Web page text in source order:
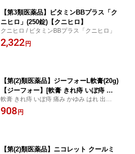
【第3類医薬品】ビタミンBBプラス「ク
ニヒロ」(250錠)【クニヒロ】
クニヒロ / ビタミンBBプラス「クニヒロ」
2,322円
【第(2)類医薬品】ジーフォーL軟膏(20g)
【ジーフォー】[軟膏 きれ痔 いぼ痔 痛
み かゆみ はれ 出血]
軟膏 きれ痔 いぼ痔 痛み かゆみ はれ 出血 /
ジーフォー / ジーフォーL軟膏
908円
【第(2)類医薬品】ニコレット クールミ